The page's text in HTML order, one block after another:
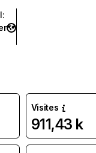
:
Visites
911,43 k